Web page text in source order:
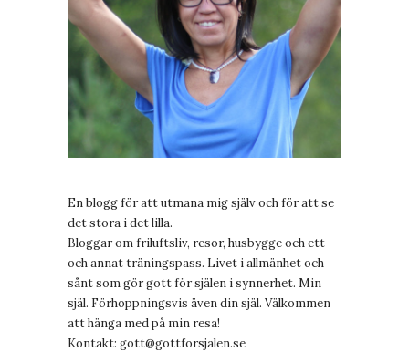
En blogg för att utmana mig själv och för att se
det stora i det lilla.
Bloggar om friluftsliv, resor, husbygge och ett
och annat träningspass. Livet i allmänhet och
sånt som gör gott för själen i synnerhet. Min
själ. Förhoppningsvis även din själ. Välkommen
att hänga med på min resa!
Kontakt: gott@gottforsjalen.se